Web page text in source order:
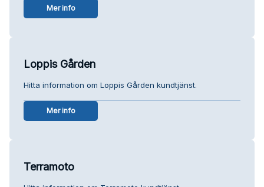
Mer info
Loppis Gården
Hitta information om Loppis Gården kundtjänst.
Mer info
Terramoto